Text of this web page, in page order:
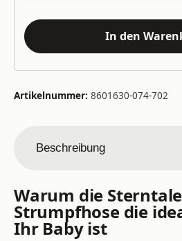
In den
Artikelnummer: 8601630-074-702
Beschreibung
Warum die
Strumpfhose die
Ihr Baby ist